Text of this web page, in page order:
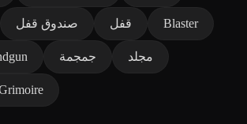
صندوق قفل قفل Blaster
جمجمة مجلد